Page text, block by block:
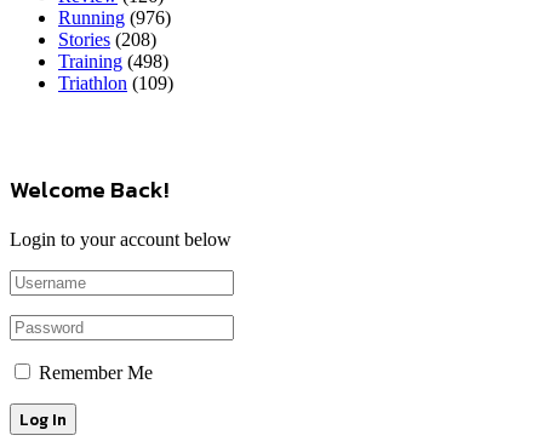
Running (976)
Stories (208)
Training (498)
Triathlon (109)
Welcome Back!
Login to your account below
Remember Me